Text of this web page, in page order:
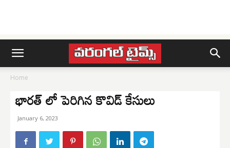
Home
భారత్ లో పెరిగిన కొవిడ్ కేసులు
January 6, 2023